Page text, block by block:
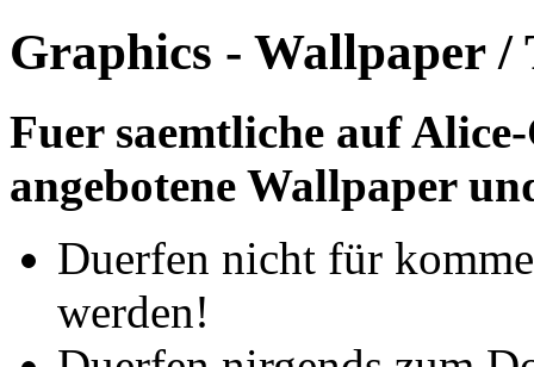
Graphics - Wallpaper /
Fuer saemtliche auf
angebotene Wallpaper
Duerfen nicht für
werden!